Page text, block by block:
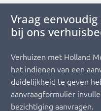
Vraag
bij ons
Verhuizen met Holland
het indienen van een
duidelijkheid te geven
aanvraagformulier
bezichtiging aanvragen.